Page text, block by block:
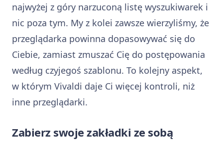
najwyżej z góry narzuconą listę wyszukiwarek i
nic poza tym. My z kolei zawsze wierzyliśmy, że
przeglądarka powinna dopasowywać się do
Ciebie, zamiast zmuszać Cię do postępowania
według czyjegoś szablonu. To kolejny aspekt,
w którym Vivaldi daje Ci więcej kontroli, niż
inne przeglądarki.
Zabierz swoje zakładki ze sobą